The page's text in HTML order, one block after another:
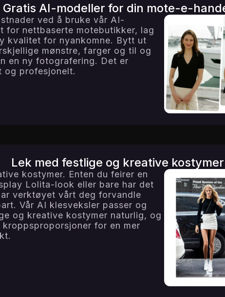
Gratis AI-modeller for din mote-e-
ved å bruke vår AI-
for nettbaserte motebutikker, lag
kvalitet for nyankomne. Bytt ut
mønstre, farger og til og
en ny fotografering. Det er
og profesjonelt.
Lek med festlige og kreative kostymer
kostymer. Enten du feirer en
Lolita-look eller bare har det
verktøyet vårt deg forvandle
Vår AI klesveksler passer og
og kreative kostymer naturlig, og
for en mer